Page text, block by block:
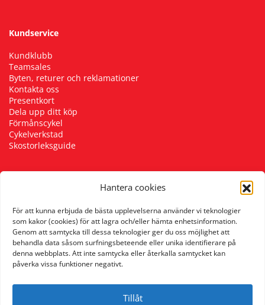
Hantera cookies
För att kunna erbjuda de bästa upplevelserna använder vi teknologier
som kakor (cookies) för att lagra och/eller hämta enhetsinformation.
Genom att samtycka till dessa teknologier ger du oss möjlighet att
behandla data såsom surfningsbeteende eller unika identifierare på
denna webbplats. Att inte samtycka eller återkalla samtycket kan
påverka vissa funktioner negativt.
Tillåt
Kundservice
Kundklubb
Teamsales
Byten, returer och reklamationer
Kontakta oss
Presentkort
Dela upp ditt köp
Förmånscykel
Cykelverkstad
Skostorleksguide